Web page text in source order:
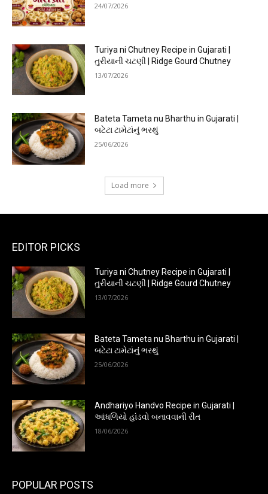
24/07/2026
Turiya ni Chutney Recipe in Gujarati |
તુરીયાની ચટણી | Ridge Gourd Chutney
13/07/2026
Bateta Tameta nu Bharthu in Gujarati |
બટેટા ટામેટાંનું ભરથું
25/06/2026
Load more
EDITOR PICKS
Turiya ni Chutney Recipe in Gujarati |
તુરીયાની ચટણી | Ridge Gourd Chutney
13/07/2026
Bateta Tameta nu Bharthu in Gujarati |
બટેટા ટામેટાંનું ભરથું
25/06/2026
Andhariyo Handvo Recipe in Gujarati |
આંધળિયો હાંડવો બનાવવાની રીત
18/06/2026
POPULAR POSTS